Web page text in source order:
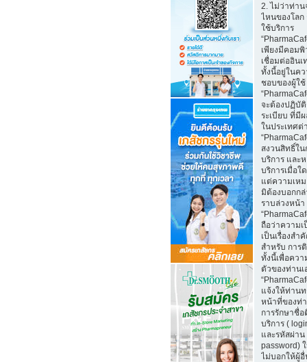
2. ไม่ว่าท่า
ไหนของโลก
ใช้บริการ
เพียงมีคอมพิ
เชื่อมต่ออินเ
ทั้งนี้อยู่ในค
ชอบของผู้ใช้
จะต้องปฏิบั
ระเบียบ ที่มี
ในประเทศต่
สงวนสิทธิ์ใน
บริการ และ
บริการเมื่อใ
แต่ความเห
มิต้องบอกก
ราบล่วงหน้า
ถือว่าความ
เป็นเรื่องสำ
สำหรับ การ
ทั้งนี้เพื่อควา
ตัวของท่านเ
แจ้งให้ท่าน
หน้าที่ของท่า
การรักษาชื่
บริการ (
และรหัสผ่าน
password)
ไม่บอกให้ผู้